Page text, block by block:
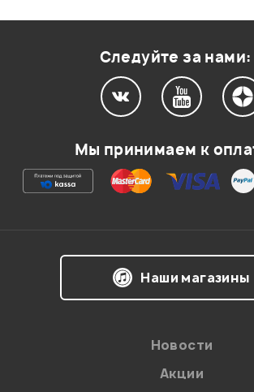
Ваша оценка:
Следуйте за нами:
Мы принимаем к
Наши магазины
Новости
Акции